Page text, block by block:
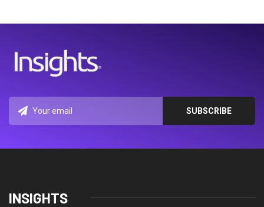
INSIGHTS